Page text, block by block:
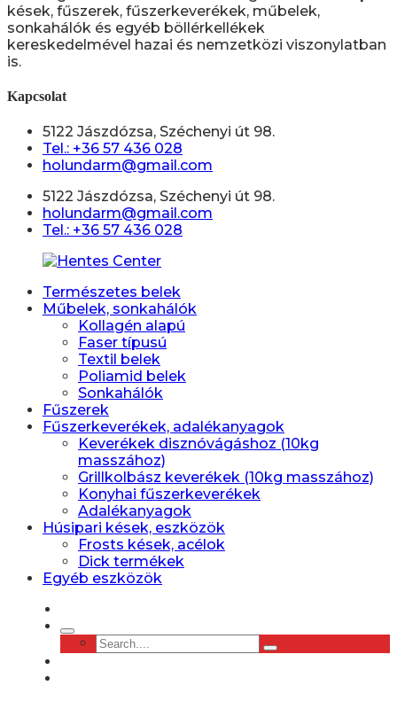
kések, fűszerek, fűszerkeverékek, műbelek,
sonkahálók és egyéb böllérkellékek
kereskedelmével hazai és nemzetközi viszonylatban
is.
Kapcsolat
5122 Jászdózsa, Széchenyi út 98.
Tel.: +36 57 436 028
holundarm@gmail.com
5122 Jászdózsa, Széchenyi út 98.
holundarm@gmail.com
Tel.: +36 57 436 028
Természetes belek
Műbelek, sonkahálók
Kollagén alapú
Faser típusú
Textil belek
Poliamid belek
Sonkahálók
Fűszerek
Fűszerkeverékek, adalékanyagok
Keverékek disznóvágáshoz (10kg
masszához)
Grillkolbász keverékek (10kg masszához)
Konyhai fűszerkeverékek
Adalékanyagok
Húsipari kések, eszközök
Frosts kések, acélok
Dick termékek
Egyéb eszközök